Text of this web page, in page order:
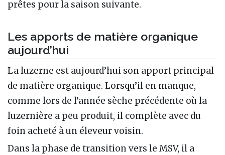
prêtes pour la saison suivante.
Les apports de matière organique
aujourd’hui
La luzerne est aujourd’hui son apport principal
de matière organique. Lorsqu’il en manque,
comme lors de l’année sèche précédente où la
luzernière a peu produit, il complète avec du
foin acheté à un éleveur voisin.
Dans la phase de transition vers le MSV, il a